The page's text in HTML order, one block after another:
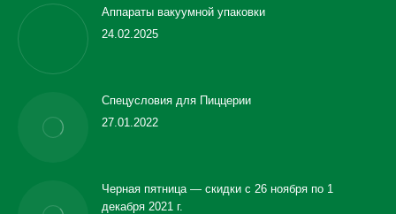
Аппараты вакуумной упаковки
24.02.2025
Спецусловия для Пиццерии
27.01.2022
Черная пятница — скидки с 26 ноября по 1
декабря 2021 г.